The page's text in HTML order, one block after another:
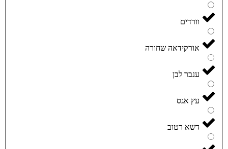
וורדים
אורקידאה שחורה
ענבר לבן
עץ אגס
דשא רטוב